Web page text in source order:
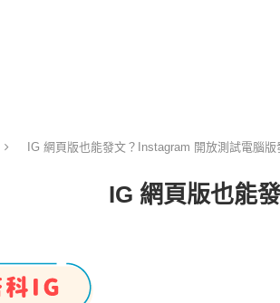
IG 網頁版也能發文？Instagram 開放測試電腦版
IG 網頁版也能